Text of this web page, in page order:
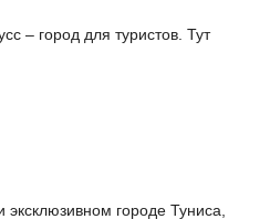
– город для туристов. Тут
городе Туниса,